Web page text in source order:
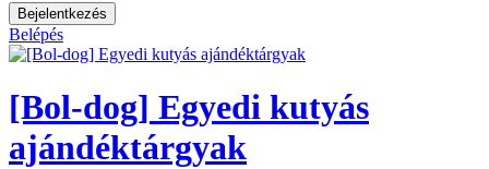
Belépés
[Bol-dog] Egyedi kutyás
ajándéktárgyak